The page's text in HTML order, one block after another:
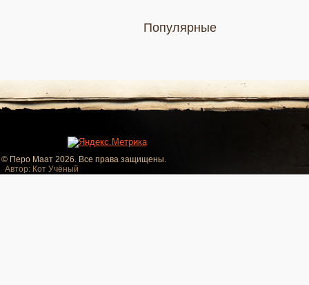
Популярные
© Перо Маат 2026. Все права защищены.
Автор: Кот Учёный